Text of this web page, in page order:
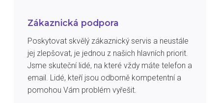
Zákaznická podpora
Poskytovat skvělý zákaznický servis a neustále
jej zlepšovat, je jednou z našich hlavních priorit.
Jsme skuteční lidé, na které vždy máte telefon a
email. Lidé, kteří jsou odborně kompetentní a
pomohou Vám problém vyřešit.